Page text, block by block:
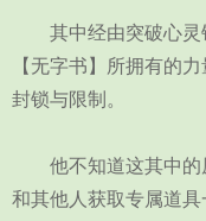
其中经由突破心灵
【无字书】所拥有的
封锁与限制。
他不知道这其中的
和其他人获取专属道